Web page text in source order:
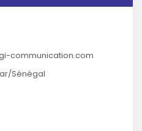
communication.com
Sénégal